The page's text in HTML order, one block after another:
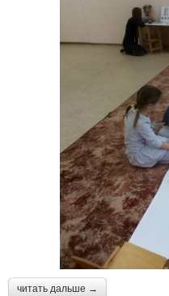
читать дальше →